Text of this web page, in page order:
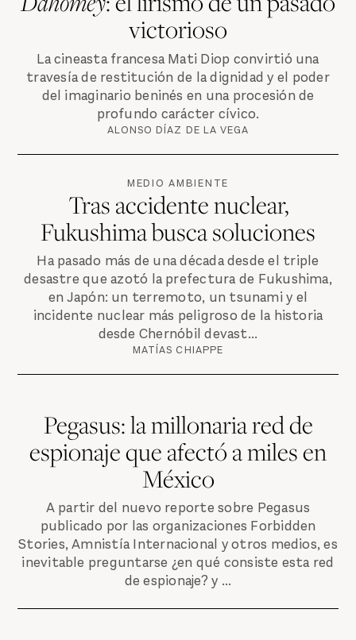
victorioso
La cineasta francesa Mati Diop convirtió una
travesía de restitución de la dignidad y el poder
del imaginario beninés en una procesión de
profundo carácter cívico.
ALONSO DÍAZ DE LA VEGA
MEDIO AMBIENTE
Tras accidente nuclear,
Fukushima busca soluciones
Ha pasado más de una década desde el triple
desastre que azotó la prefectura de Fukushima,
en Japón: un terremoto, un tsunami y el
incidente nuclear más peligroso de la historia
desde Chernóbil devast...
MATÍAS CHIAPPE
Pegasus: la millonaria red de
espionaje que afectó a miles en
México
A partir del nuevo reporte sobre Pegasus
publicado por las organizaciones Forbidden
Stories, Amnistía Internacional y otros medios, es
inevitable preguntarse ¿en qué consiste esta red
de espionaje? y ...